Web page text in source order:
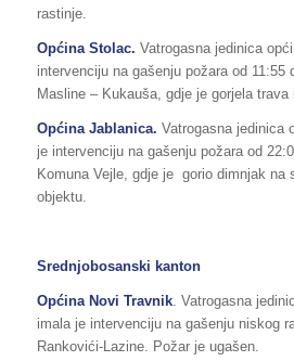
rastinje.
Općina Stolac. Vatrogasna jedinica
intervenciju na gašenju požara od 11:55
Masline – Kukauša, gdje je gorjela trava
Općina Jablanica. Vatrogasna jedinica
je intervenciju na gašenju požara od
Komuna Vejle, gdje je gorio dimnjak na
objektu.
Srednjobosanski kanton
Općina Novi Travnik. Vatrogasna
imala je intervenciju na gašenju niskog
Rankovići-Lazine. Požar je ugašen.